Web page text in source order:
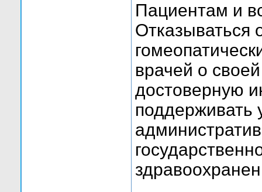
Пациентам и
Отказываться
врачей о
достоверную
поддерживать